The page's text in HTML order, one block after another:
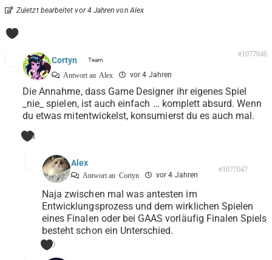
Zuletzt bearbeitet vor 4 Jahren von Alex
0
Cortyn
Antwort an Alex vor 4 Jahren
#1077046
Die Annahme, dass Game Designer ihr eigenes Spiel
_nie_ spielen, ist auch einfach … komplett absurd. Wenn
du etwas mitentwickelst, konsumierst du es auch mal.
1
Alex
Antwort an Cortyn vor 4 Jahren
#1077047
Naja zwischen mal was antesten im
Entwicklungsprozess und dem wirklichen Spielen
eines Finalen oder bei GAAS vorläufig Finalen Spiels
besteht schon ein Unterschied.
0